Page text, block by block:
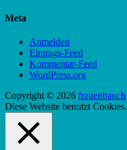
Meta
Anmelden
Eintrags-Feed
Kommentar-Feed
WordPress.org
Copyright © 2026 frauenbauch
Nach
oben
scrollen
Diese Website benutzt Cookies.